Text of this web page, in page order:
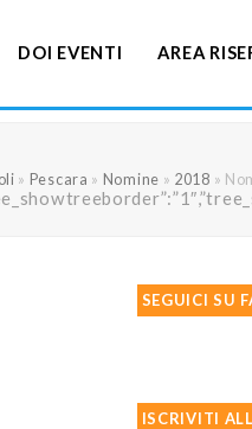
DOI EVENTI AREA
» Pescara » Nomine » 2018 »
SEGUICI SU
ISCRIVITI